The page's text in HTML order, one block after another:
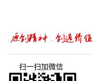
扫一扫加微信